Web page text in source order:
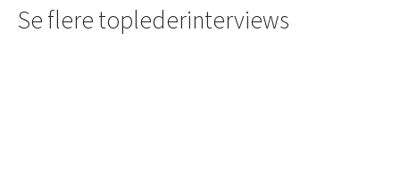
Se flere toplederinterviews